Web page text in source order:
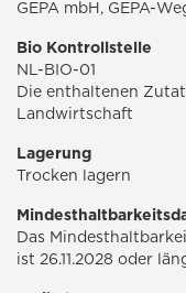
GEPA mbH, GEPA-
Bio Kontrollstelle
NL-BIO-01
Die enthaltenen
Landwirtschaft
Lagerung
Trocken lagern
Das
ist 26.11.2028 oder